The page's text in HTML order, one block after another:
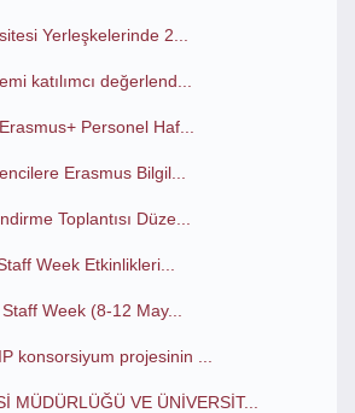
Yerleşkelerinde 2...
katılımcı değerlend...
Personel Haf...
Erasmus Bilgil...
Toplantısı Düze...
Week Etkinlikleri...
Week (8-12 May...
konsorsiyum projesinin ...
MÜDÜRLÜĞÜ VE ÜNİVERSİT...